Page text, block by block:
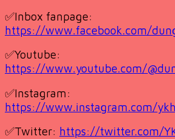
✅Inbox fanpage:
https://www.facebook.com/
✅Youtube:
https://www.youtube.com/
✅Instagram:
https://www.instagram.com/
✅Twitter: https://twitter.com/